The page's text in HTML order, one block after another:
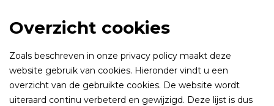
Overzicht cookies
Zoals beschreven in onze privacy policy maakt deze
website gebruik van cookies. Hieronder vindt u een
overzicht van de gebruikte cookies. De website wordt
uiteraard continu verbeterd en gewijzigd. Deze lijst is dus